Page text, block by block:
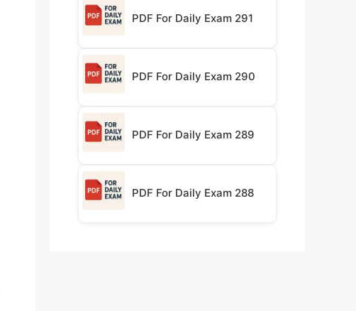
PDF For Daily Exam 291
PDF For Daily Exam 290
PDF For Daily Exam 289
PDF For Daily Exam 288